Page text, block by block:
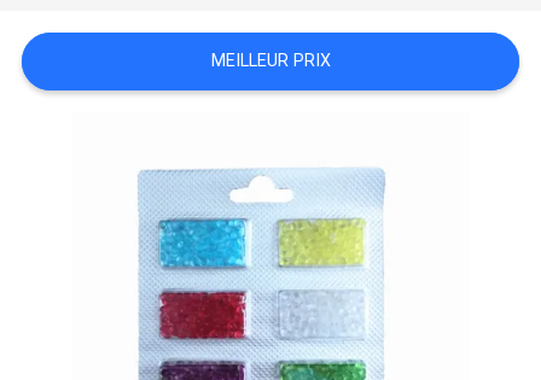
DEMANDEZ
CITATION
MEILLEUR PRIX